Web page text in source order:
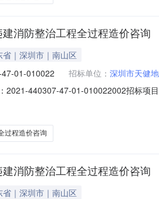
消防整治工程全过程造价咨询
省｜深圳市｜南山区
01-010022 招标单位： 深圳市天健
2021-440307-47-01-010022002招标项
招标中标人：深圳市建星项目管理顾问
过程造价咨询
消防整治工程全过程造价咨询
省｜深圳市｜南山区